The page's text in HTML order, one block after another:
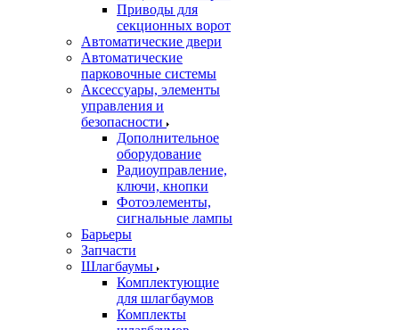
Приводы для
секционных ворот
Автоматические двери
Автоматические
парковочные системы
Аксессуары, элементы
управления и
безопасности
Дополнительное
оборудование
Радиоуправление,
ключи, кнопки
Фотоэлементы,
сигнальные лампы
Барьеры
Запчасти
Шлагбаумы
Комплектующие
для шлагбаумов
Комплекты